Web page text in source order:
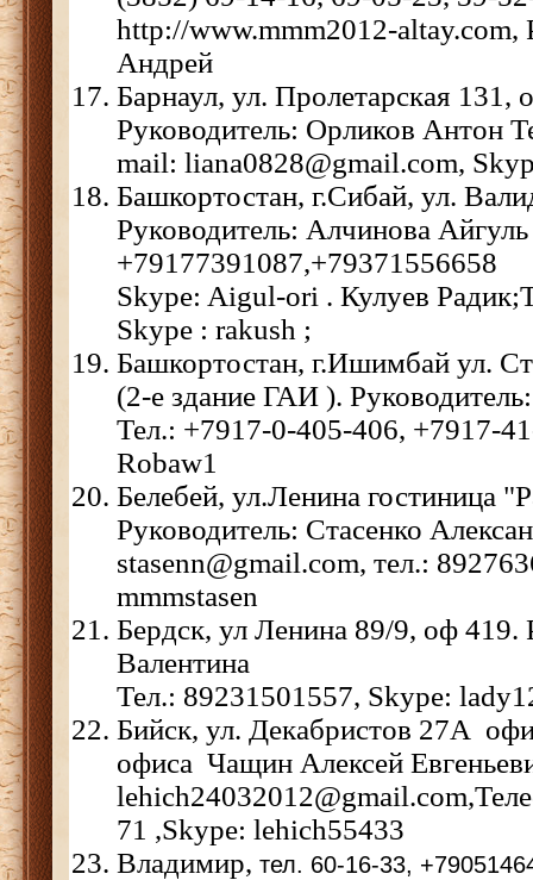
http://www.mmm2012-altay.com,
Андрей
Барнаул, ул. Пролетарская 131,
Руководитель: Орликов Антон
mail: liana0828@gmail.com,
Башкортостан, г.Сибай, ул.
Руководитель: Алчинова
+79177391087,+79371556658
Skype: Aigul-ori . Кулуев
Skype : rakush ;
Башкортостан, г.Ишимбай ул.
(2-е здание ГАИ ).
Тел.: +7917-0-405-406, +7917-
Robaw1
Белебей, ул.Ленина гостиница
Руководитель: Стасенко
stasenn@gmail.com, тел.:
mmmstasen
Бердск, ул Ленина 89/9, оф 419.
Валентина
Тел.: 89231501557, Skype:
Бийск, ул. Декабристов 27А
офиса Чащин Алексей
71 ,Skype: lehich55433
Владимир, тел. 60-16-33,